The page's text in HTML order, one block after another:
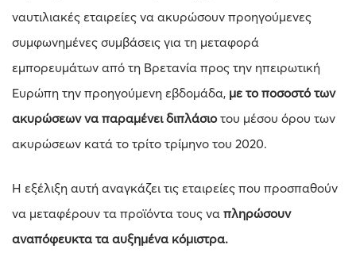
ναυτιλιακές εταιρείες να ακυρώσουν προηγούμενες
συμφωνημένες συμβάσεις για τη μεταφορά
εμπορευμάτων από τη Βρετανία προς την ηπειρωτική
Ευρώπη την προηγούμενη εβδομάδα, με το ποσοστό των
ακυρώσεων να παραμένει διπλάσιοτου μέσου όρου των
ακυρώσεων κατά το τρίτο τρίμηνο του 2020.
Η εξέλιξη αυτή αναγκάζει τις εταιρείες που προσπαθούν
να μεταφέρουν τα προϊόντα τους να πληρώσουν
αναπόφευκτα τα αυξημένα κόμιστρα.